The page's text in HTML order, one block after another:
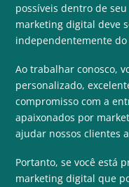
possíveis dentro de
marketing digital deve
independentemente
Ao trabalhar conosco,
personalizado,
compromisso com a
apaixonados por
ajudar nossos clientes
Portanto, se você está
marketing digital que